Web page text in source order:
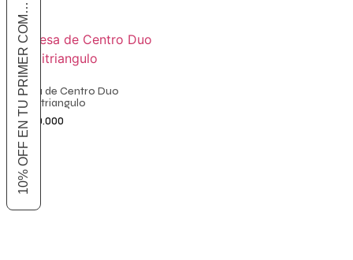
Mesa de Centro Duo
Semitriangulo
$240.000
Añadir al carrito
10% OFF EN TU PRIMER COMPRA